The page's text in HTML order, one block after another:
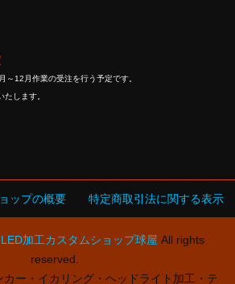
～12月作業の受注を行う予定です。
します。
ップの概要 特定商取引法に関する表示
LED加工カスタムショップ球屋 All rights
reserved.
カー・イカリング・ヘッドライト加工・テ